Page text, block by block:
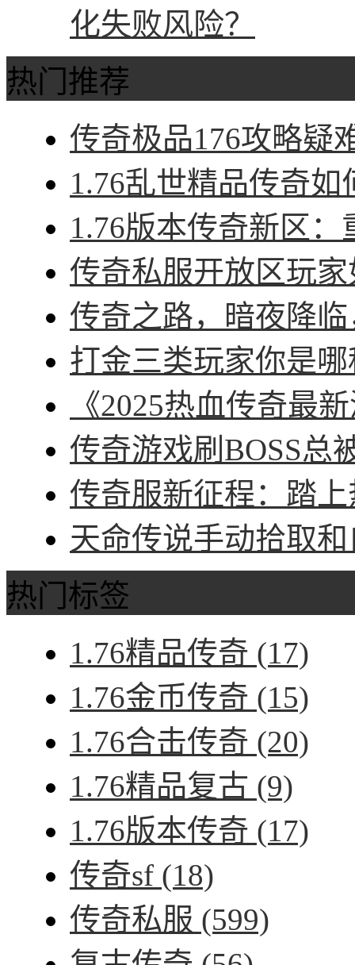
化失败风险？
热门推荐
传奇极品176攻略疑
1.76乱世精品传奇
1.76版本传奇新区
传奇私服开放区玩
传奇之路，暗夜降
打金三类玩家你是
《2025热血传奇最
传奇游戏刷BOSS总
传奇服新征程：踏
天命传说手动拾取
热门标签
1.76精品传奇 (17)
1.76金币传奇 (15)
1.76合击传奇 (20)
1.76精品复古 (9)
1.76版本传奇 (17)
传奇sf (18)
传奇私服 (599)